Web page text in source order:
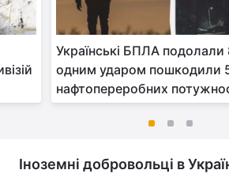
Українські БПЛА подолали
одним ударом пошкодили
нафтопереробних
Іноземні добровольці в